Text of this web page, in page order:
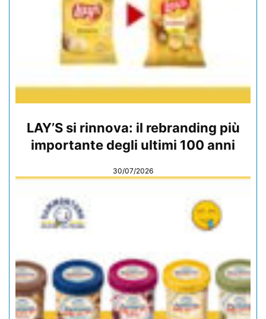
LAY’S si rinnova: il rebranding più
importante degli ultimi 100 anni
30/07/2026